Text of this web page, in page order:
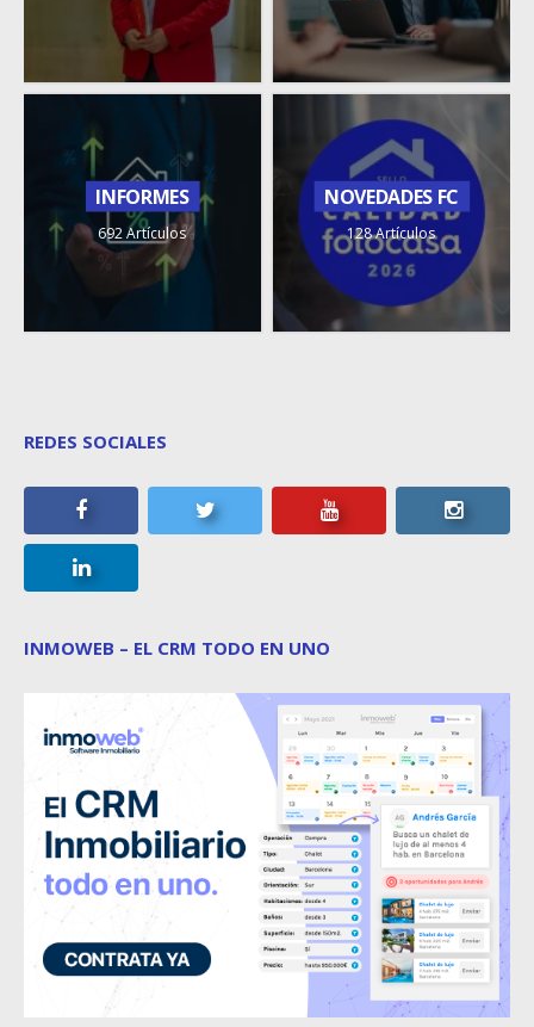
INFORMES
692 Artículos
NOVEDADES FC
128 Artículos
REDES SOCIALES
INMOWEB – EL CRM TODO EN UNO